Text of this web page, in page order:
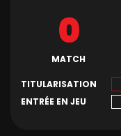
0
MATCH
TITULARISATION
ENTRÉE EN JEU